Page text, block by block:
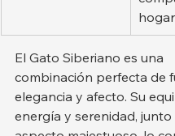
El Gato Siberiano es una
combinación perfecta de
elegancia y afecto. Su
energía y serenidad, junto